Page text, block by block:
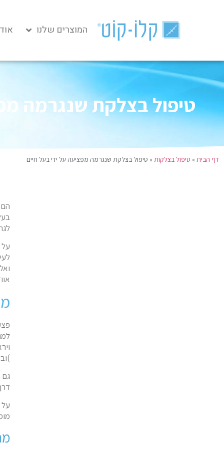
המוצרים שלנו
טיפול בצלקת שנגרמה
דף הבית » טיפול בצלקות » טיפול בצלקת שנגרמה מפציעה על ידי בעל חיים
על
גם